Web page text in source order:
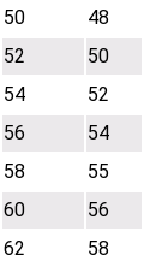
50 48
52 50
54 52
56 54
58 55
60 56
62 58